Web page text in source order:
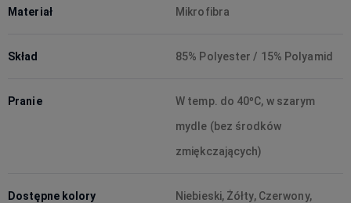
Materiał Mikrofibra
Skład 85% Polyester / 15% Polyamid
Pranie
W temp. do 40ºC, w szarym
mydle (bez środków
zmiękczających)
Dostępne kolory
Niebieski, Żółty, Czerwony,